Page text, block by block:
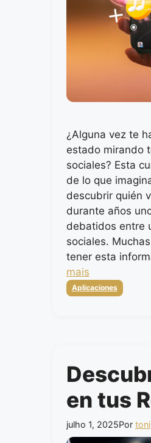
¿Alguna vez te
estado mirando
sociales? Esta
de lo que
descubrir quién
durante años
debatidos entre
sociales.
tener esta
mais
Categorias
Aplicaciones
en tus
julho 1, 2025Por toni